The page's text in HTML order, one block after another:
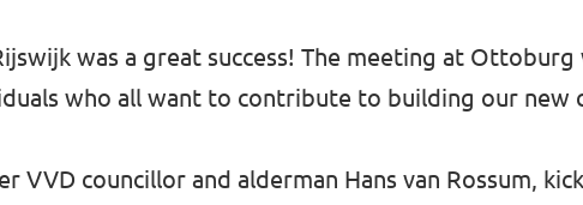
was a great success! The meeting at Ottoburg
who all want to contribute to building our new
VVD councillor and alderman Hans van Rossum,